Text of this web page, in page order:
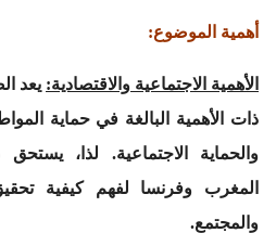
أهمية الموضوع:
الأهمية الاجتماعية والاقتصادية: يعد
ذات الأهمية البالغة في حماية
والحماية الاجتماعية. لذا، يستحق
المغرب وفرنسا لفهم كيفية تحقيق
والمجتمع.